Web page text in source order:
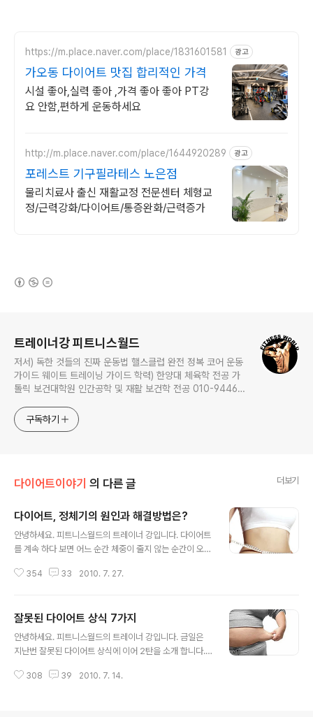
https://m.place.naver.com/place/1831601581 광고
가오동 다이어트 맛집 합리적인 가격
시설 좋아,실력 좋아 ,가격 좋아 좋아 PT강
요 안함,편하게 운동하세요
http://m.place.naver.com/place/1644920289 광고
포레스트 기구필라테스 노은점
물리치료사 출신 재활교정 전문센터 체형교
정/근력강화/다이어트/통증완화/근력증가
트레이너강 피트니스월드
저서) 독한 것들의 진짜 운동법 핼스클럽 완전 정복 코어 운동
가이드 웨이트 트레이닝 가이드 학력) 한양대 체육학 전공 가
톨릭 보건대학원 인간공학 및 재활 보건학 전공 010-9446-
구독하기
다이어트이야기 의 다른 글 더보기
다이어트, 정체기의 원인과 해결방법은?
안녕하세요. 피트니스월드의 트레이너 강입니다. 다이어트
를 계속 하다 보면 어느 순간 체중이 줄지 않는 순간이 오게
다가 그 속도가 점점 줄어드는 것을 정체기라고 합니다. 이
람들의 의욕을 꺽는 다이어트 정체기는 왜 오는 것일까요?
금일은 다이어트 정체기의 원인과 탈출법에 대해 알아보겠
습니다. ←손가락, 별표를 꾸욱 눌러주세요^o^ 다이어트를
이처럼 다이어트 초반에는 체중이 급속히 줄어들다가 그
354 33 2010. 7. 27.
잘못된 다이어트 상식 7가지
안녕하세요. 피트니스월드의 트레이너 강입니다. 금일은
지난번 잘못된 다이어트 상식에 이어 2탄을 소개 합니다. 1
껏 먹어도 된다?/ 살을 빼려면 다이어트 식품을 먹으면 된
308 39 2010. 7. 14.